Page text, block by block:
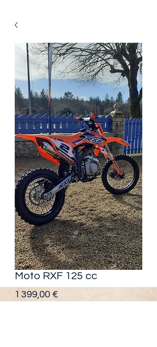
Moto RXF 125 cc
1 399,00 €Prix